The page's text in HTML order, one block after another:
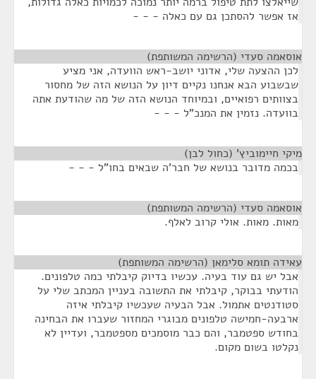
אז אפשר להסתכן גם עם כאלה - - -
אוסאמה סעדי (הרשימה המשותפת)
לכן ההצעה שלי, אדוני יושב-ראש הוועדה, אני מציע
שבשבוע הבא אנחנו נקיים דיון על הנושא הזה של מחסור
בצוותים רפואיים, ובמיוחד הנושא הזה של מה שהודעת אתה
בוועדה. נזמין את המנכ"ל - - -
מיקי חיימוביץ' (כחול לבן)
בכמה מדובר בנושא של חבר'ה שבאים בחו"ל - - -
אוסאמה סעדי (הרשימה המשותפת)
מאות. מאות. אולי קרוב לאלף.
עאידה תומא סלימאן (הרשימה המשותפת)
אבל יש גם עוד בעיה. עכשיו בדיוק קיבלתי כמה טלפונים.
הודעתי בבוקר, קיבלתי את התשובה בעניין המכתב שלי על
סטודנטים אתמול. אבל הבעיה שעכשיו קיבלתי איזה
ארבעה-חמישה טלפונים מבוגרי המחזור שעברו את הבחינה
בחודש ספטמבר, והם כבר מוסמכים מספטמבר, ועדיין לא
נקלטו בשום מקום.